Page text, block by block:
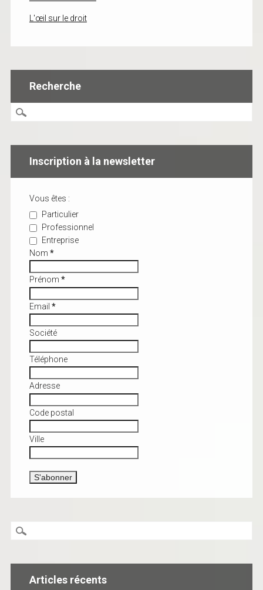
L'œil sur le droit
Recherche
Inscription à la newsletter
Vous êtes :
Particulier
Professionnel
Entreprise
Nom *
Prénom *
Email *
Société
Téléphone
Adresse
Code postal
Ville
Articles récents